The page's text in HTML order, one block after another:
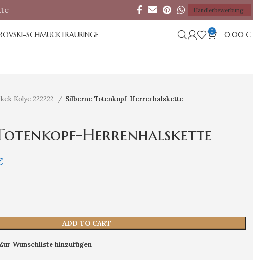
Händlerbewerbung
SCHMUCKTRAURINGE 0 0,00 €
Kolye 222222 Silberne Totenkopf-Herrenhalskette
Herrenhalskette
ADD TO CART
Zur Wunschliste hinzufügen